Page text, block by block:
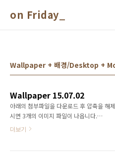
on Friday_
Wallpaper + 배경/Desktop +
Wallpaper 15.07.02
아래의 첨부파일을 다운로드 후 압축을 해
시면 3개의 이미지 파일이 나옵니다.
NOEUL_WP_Desktop.jpg : 2560 X 1600
더보기